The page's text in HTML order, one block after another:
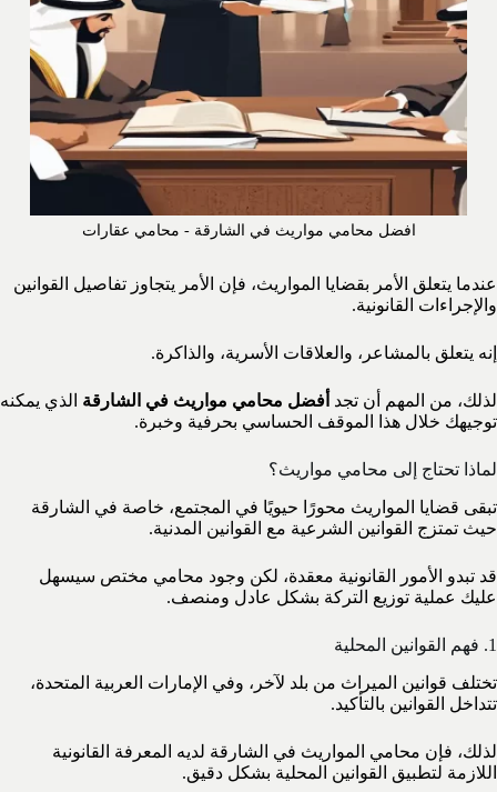
افضل محامي مواريث في الشارقة - محامي عقارات
عندما يتعلق الأمر بقضايا المواريث، فإن الأمر يتجاوز تفاصيل القوانين
والإجراءات القانونية.
إنه يتعلق بالمشاعر، والعلاقات الأسرية، والذاكرة.
لذلك، من المهم أن تجد أفضل محامي مواريث في الشارقة الذي يمكنه
توجيهك خلال هذا الموقف الحساسي بحرفية وخبرة.
لماذا تحتاج إلى محامي مواريث؟
تبقى قضايا المواريث محورًا حيويًا في المجتمع، خاصة في الشارقة
حيث تمتزج القوانين الشرعية مع القوانين المدنية.
قد تبدو الأمور القانونية معقدة، لكن وجود محامي مختص سيسهل
عليك عملية توزيع التركة بشكل عادل ومنصف.
1. فهم القوانين المحلية
تختلف قوانين الميراث من بلد لآخر، وفي الإمارات العربية المتحدة،
تتداخل القوانين بالتأكيد.
لذلك، فإن محامي المواريث في الشارقة لديه المعرفة القانونية
اللازمة لتطبيق القوانين المحلية بشكل دقيق.